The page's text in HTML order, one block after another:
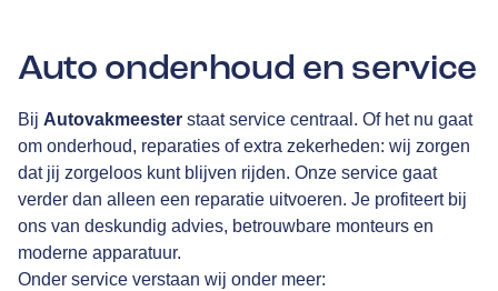
Auto onderhoud en service
Bij Autovakmeester staat service centraal. Of het nu gaat
om onderhoud, reparaties of extra zekerheden: wij zorgen
dat jij zorgeloos kunt blijven rijden. Onze service gaat
verder dan alleen een reparatie uitvoeren. Je profiteert bij
ons van deskundig advies, betrouwbare monteurs en
moderne apparatuur.
Onder service verstaan wij onder meer: